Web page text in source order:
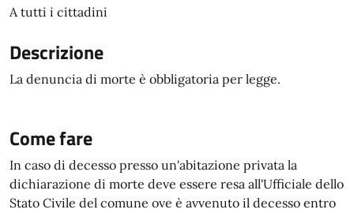
A tutti i cittadini
Descrizione
La denuncia di morte è obbligatoria per legge.
Come fare
In caso di decesso presso un'abitazione privata la
dichiarazione di morte deve essere resa all'Ufficiale dello
Stato Civile del comune ove è avvenuto il decesso entro